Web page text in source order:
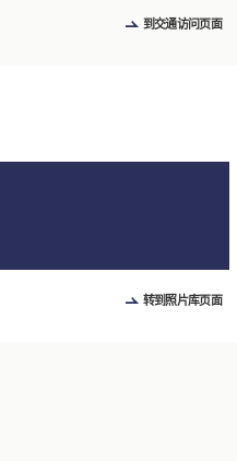
到交通访问页面
转到照片库页面